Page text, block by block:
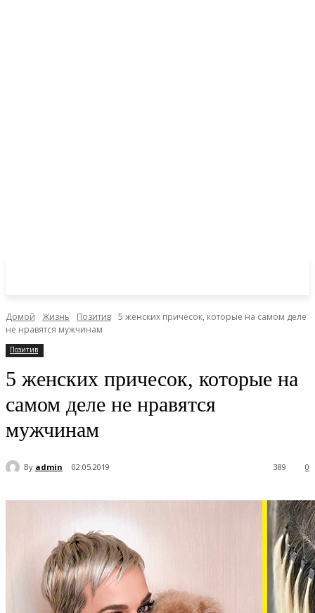
Домой Жизнь Позитив 5 женских причесок, которые на самом деле
не нравятся мужчинам
Позитив
5 женских причесок, которые на
самом деле не нравятся
мужчинам
By admin 02.05.2019 0
389